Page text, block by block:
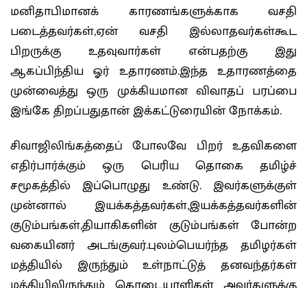
மனிதாபிமானக் காரணங்களுக்காக வசதி
படைத்தவர்கள்,ஏன் வசதி இல்லாதவர்கள்கூட
பிறருக்கு உதவுவார்கள் என்பதற்கு இது
ஆகப்பிந்திய ஓர் உதாரணம்.இந்த உதாரணத்தை
முன்வைத்து ஒரு முக்கியமான விவாதப் பரப்பை
இங்கே திறப்பதுதான் இக்கட்டுரையின் நோக்கம்.
சிவாஜிலிங்கத்தைப் போலவே பிறர் உதவிகளை
எதிர்பார்க்கும் ஒரு பெரிய தொகை தமிழ்ச்
சமூகத்தில் இப்பொழுது உண்டு. இவர்களுக்குள்
முன்னால் இயக்கத்தவர்கள்,இயக்கத்தவர்களின்
குடும்பங்கள்,தியாகிகளின் குடும்பங்கள் போன்ற
வகையினர் அடங்குவர்.புலம்பெயர்ந்த தமிழர்கள்
மத்தியில் இருந்தும் உள்நாட்டுத் தனவந்தர்கள்